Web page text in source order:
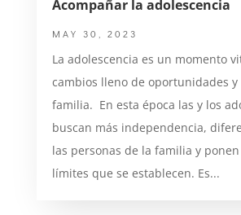
Acompañar la adolescencia
MAY 30, 2023
La adolescencia es un momento
cambios lleno de oportunidades
familia. En esta época las y los
buscan más independencia,
las personas de la familia y
límites que se establecen. Es...